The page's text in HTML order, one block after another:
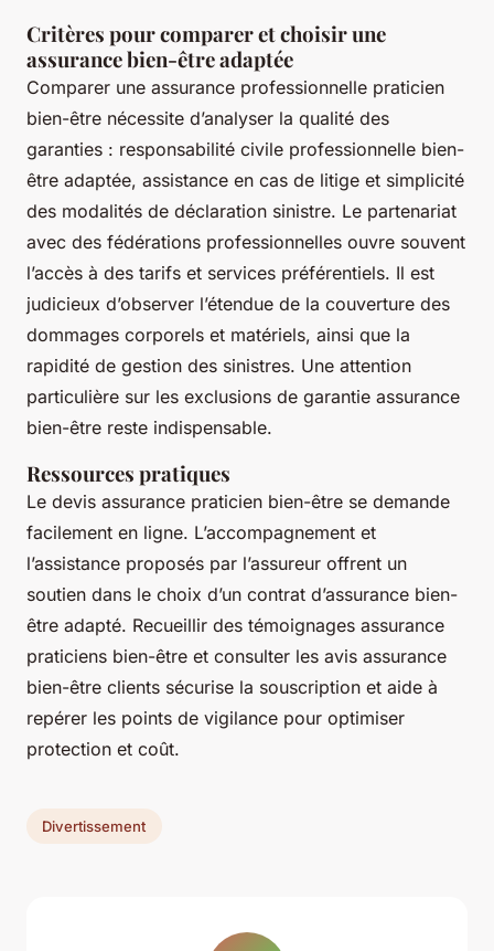
Critères pour comparer et choisir une
assurance bien-être adaptée
Comparer une assurance professionnelle praticien
bien-être nécessite d’analyser la qualité des
garanties : responsabilité civile professionnelle bien-
être adaptée, assistance en cas de litige et simplicité
des modalités de déclaration sinistre. Le partenariat
avec des fédérations professionnelles ouvre souvent
l’accès à des tarifs et services préférentiels. Il est
judicieux d’observer l’étendue de la couverture des
dommages corporels et matériels, ainsi que la
rapidité de gestion des sinistres. Une attention
particulière sur les exclusions de garantie assurance
bien-être reste indispensable.
Ressources pratiques
Le devis assurance praticien bien-être se demande
facilement en ligne. L’accompagnement et
l’assistance proposés par l’assureur offrent un
soutien dans le choix d’un contrat d’assurance bien-
être adapté. Recueillir des témoignages assurance
praticiens bien-être et consulter les avis assurance
bien-être clients sécurise la souscription et aide à
repérer les points de vigilance pour optimiser
protection et coût.
Divertissement